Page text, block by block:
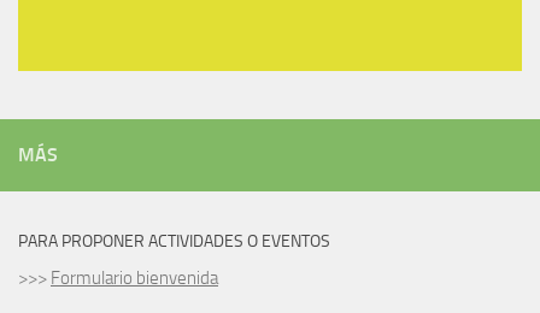
MÁS
PARA PROPONER ACTIVIDADES O EVENTOS
>>> Formulario bienvenida